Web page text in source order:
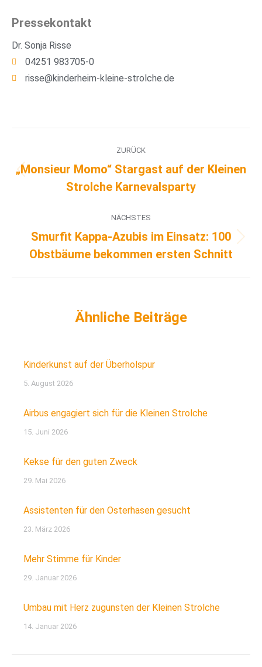
Pressekontakt
Dr. Sonja Risse
04251 983705-0
risse@kinderheim-kleine-strolche.de
ZURÜCK
„Monsieur Momo“ Stargast auf der Kleinen
Strolche Karnevalsparty
NÄCHSTES
Smurfit Kappa-Azubis im Einsatz: 100
Obstbäume bekommen ersten Schnitt
Kinderkunst auf der Überholspur
5. August 2026
Airbus engagiert sich für die Kleinen Strolche
15. Juni 2026
Kekse für den guten Zweck
29. Mai 2026
Assistenten für den Osterhasen gesucht
23. März 2026
Mehr Stimme für Kinder
29. Januar 2026
Umbau mit Herz zugunsten der Kleinen Strolche
14. Januar 2026